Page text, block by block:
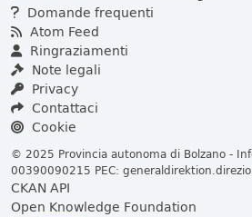
Domande frequenti
Atom Feed
Ringraziamenti
Note legali
Privacy
Contattaci
Cookie
© 2025 Provincia autonoma di Bolzano -
00390090215 PEC:
CKAN API
Open Knowledge Foundation